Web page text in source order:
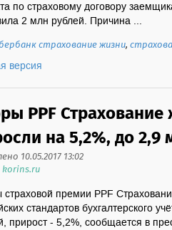
по страховому договору
2 млн рублей. Причина ...
страхование жизни,
версия
PPF Страхование
на 5,2%, до 2,9
10.05.2017 13:02
премии PPF
стандартов бухгалтерского
прирост - 5,2%, сообщается в